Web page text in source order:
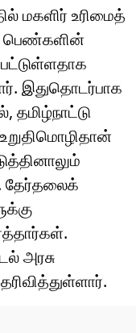
மகளிர் உரிமைத்
பெண்களின்
இதுதொடர்பாக
தமிழ்நாட்டு
தேர்தலைக்
அரசு